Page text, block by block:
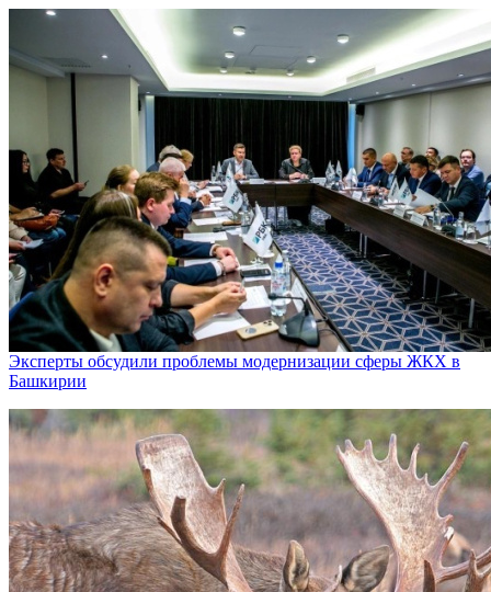
Эксперты обсудили проблемы модернизации сферы ЖКХ в
Башкирии